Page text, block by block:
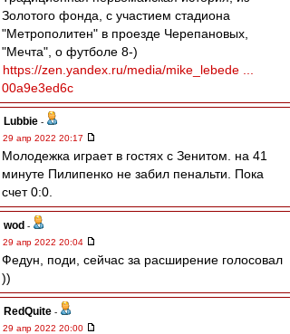
Золотого фонда, с участием стадиона
"Метрополитен" в проезде Черепановых,
"Мечта", о футболе 8-)
https://zen.yandex.ru/media/mike_lebede ...
00a9e3ed6c
Lubbie -
29 апр 2022 20:17
Молодежка играет в гостях с Зенитом. на 41
минуте Пилипенко не забил пенальти. Пока
счет 0:0.
wod -
29 апр 2022 20:04
Федун, поди, сейчас за расширение голосовал
))
RedQuite -
29 апр 2022 20:00